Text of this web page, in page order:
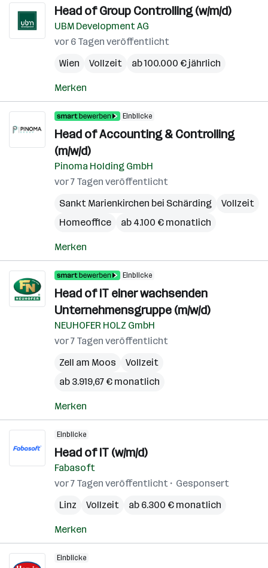
Head of Group Controlling (w/m/d)
UBM Development AG
vor 6 Tagen veröffentlicht
Wien
Vollzeit ab 100.000 € jährlich
Merken
Einblicke
Head of Accounting & Controlling
(m/w/d)
Pinoma Holding GmbH
vor 7 Tagen veröffentlicht
Sankt Marienkirchen bei Schärding
Vollzeit
Homeoffice
ab 4.100 € monatlich
Merken
Einblicke
Head of IT einer wachsenden
Unternehmensgruppe (m/w/d)
NEUHOFER HOLZ GmbH
vor 7 Tagen veröffentlicht
Zell am Moos
Vollzeit
ab 3.919,67 € monatlich
Merken
Einblicke
Head of IT (w/m/d)
Fabasoft
vor 7 Tagen veröffentlicht
Gesponsert
Linz
Vollzeit ab 6.300 € monatlich
Merken
Einblicke